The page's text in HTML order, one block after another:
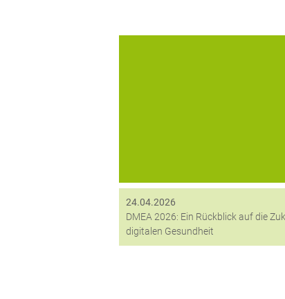
24.04.2026
DMEA 2026: Ein Rückblick auf die
digitalen Gesundheit